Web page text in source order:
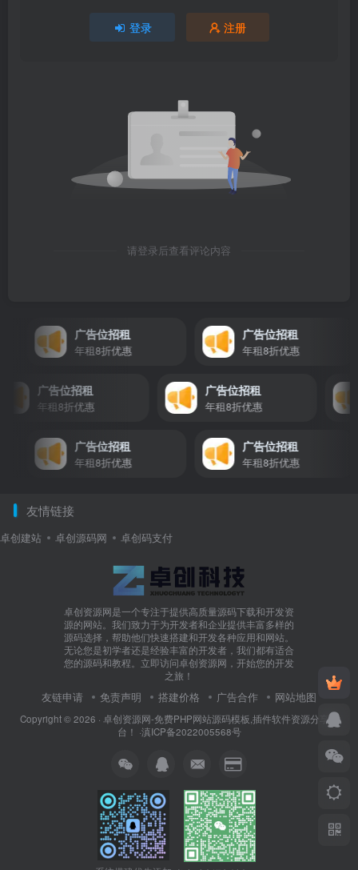
登录 注册
请登录后查看评论内容
广告位招租
年租8折优惠
广告位招租
年租8折优惠
广告位招租
年租8折优惠
广告位招租
年租8折优惠
广告位招租
年租8折优惠
广告位招租
年租8折优惠
友情链接
卓创建站 卓创源码网 卓创码支付
卓创资源网是一个专注于提供高质量源码下载和开发资
源的网站。我们致力于为开发者和企业提供丰富多样的
源码选择，帮助他们快速搭建和开发各种应用和网站。
无论您是初学者还是经验丰富的开发者，我们都有适合
您的源码和教程。立即访问卓创资源网，开始您的开发
之旅！
友链申请 免责声明 搭建价格 广告合作 网站地图
Copyright © 2026 · 卓创资源网-免费PHP网站源码模板,插件软件资源分享平
台！ ·滇ICP备2022005568号